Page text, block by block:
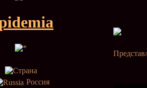
Россия